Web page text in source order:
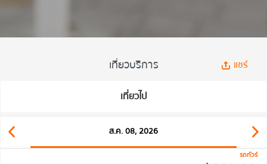
เที่ยวบริการ แชร์
เที่ยวไป
ส.ค. 08, 2026
รถทัวร์